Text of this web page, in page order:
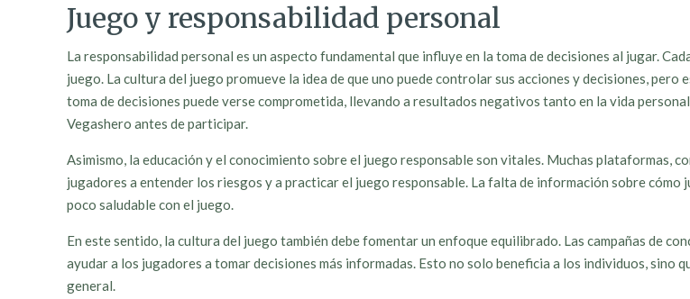
Juego y responsabilidad personal
La responsabilidad personal es un aspecto fundamental que influye en la toma de decisiones al jugar.
juego. La cultura del juego promueve la idea de que uno puede controlar sus acciones y decisiones,
toma de decisiones puede verse comprometida, llevando a resultados negativos tanto en la vida
Vegashero antes de participar.
Asimismo, la educación y el conocimiento sobre el juego responsable son vitales. Muchas plataformas,
jugadores a entender los riesgos y a practicar el juego responsable. La falta de información sobre cómo
poco saludable con el juego.
En este sentido, la cultura del juego también debe fomentar un enfoque equilibrado. Las campañas de
ayudar a los jugadores a tomar decisiones más informadas. Esto no solo beneficia a los individuos, sino
general.